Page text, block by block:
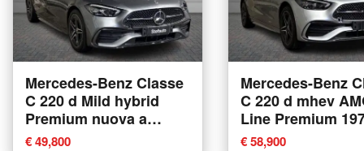
Mercedes-Benz Classe
C 220 d Mild hybrid
Premium nuova a
Bologna
€ 49,800
Mercedes-Benz
C 220 d mhev
Line Premium
auto nuova a
€ 58,900